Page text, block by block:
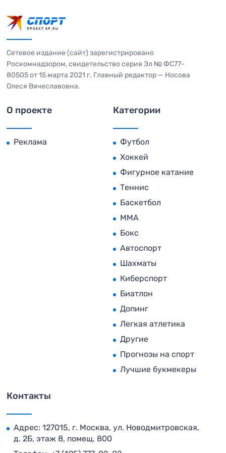
Сетевое издание (сайт) зарегистрировано
Роскомнадзором, свидетельство серия Эл № ФС77-
80505 от 15 марта 2021 г. Главный редактор — Носова
Олеся Вячеславовна.
О проекте
Реклама
Категории
Футбол
Хоккей
Фигурное катание
Теннис
Баскетбол
MMA
Бокс
Автоспорт
Шахматы
Киберспорт
Биатлон
Допинг
Легкая атлетика
Другие
Прогнозы на спорт
Лучшие букмекеры
Контакты
Адрес: 127015, г. Москва, ул. Новодмитровская,
д. 2Б, этаж 8, помещ. 800